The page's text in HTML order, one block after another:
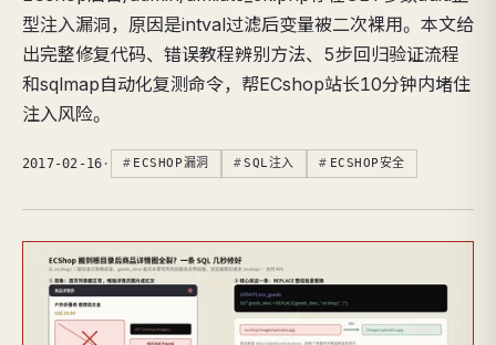
型注入漏洞，原因是intval过滤后变量被二次裸用。本文给
出完整修复代码、错误教程辨别方法、5步回归验证流程
和sqlmap自动化复测命令，帮ECshop站长10分钟内堵住
注入风险。
2017-02-16 · ECSHOP漏洞 SQL注入 ECSHOP安全